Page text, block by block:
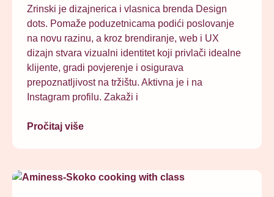
Zrinski je dizajnerica i vlasnica brenda Design
dots. Pomaže poduzetnicama podići poslovanje
na novu razinu, a kroz brendiranje, web i UX
dizajn stvara vizualni identitet koji privlači idealne
klijente, gradi povjerenje i osigurava
prepoznatljivost na tržištu. Aktivna je i na
Instagram profilu. Zakaži i
Pročitaj više